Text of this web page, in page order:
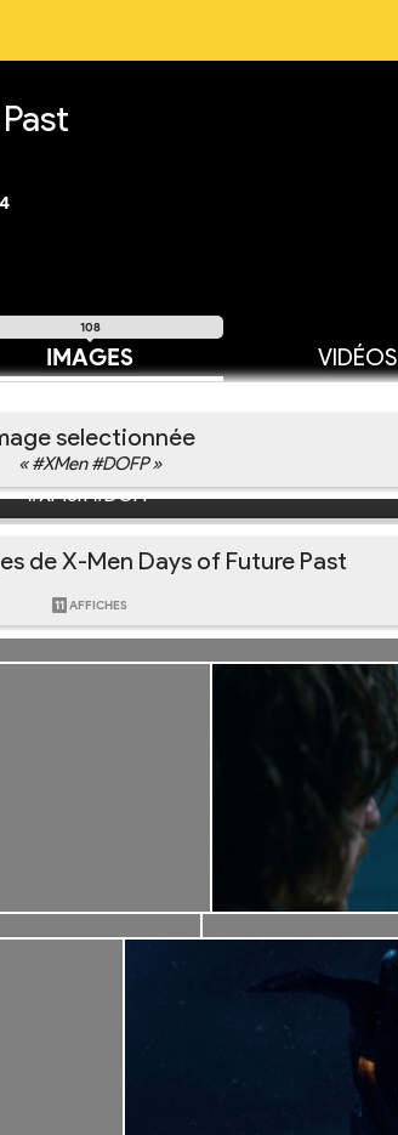
IMAGES
108
VIDÉOS
selectionnée
« #XMen #DOFP »
#XMen #DOFP
de X-Men Days of Future Past
11 AFFICHES